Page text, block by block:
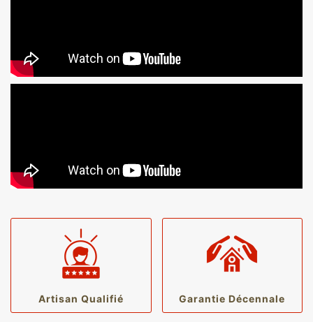
Artisan Qualifié Garantie Décennale